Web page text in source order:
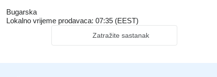
Bugarska
Lokalno vrijeme prodavaca: 07:35 (EEST)
Zatražite sastanak